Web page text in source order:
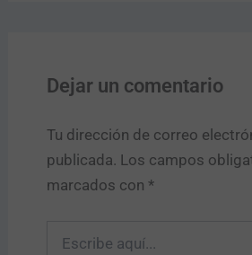
Dejar un comentario
Tu dirección de correo
publicada. Los campos
marcados con *
aquí...